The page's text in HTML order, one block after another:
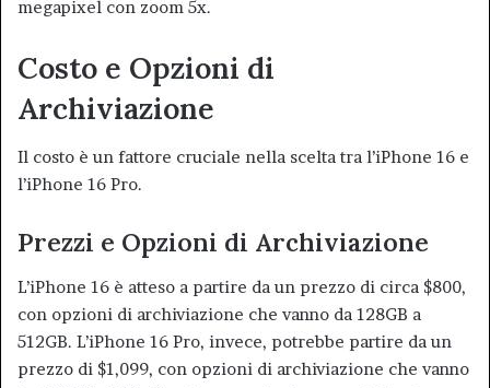
megapixel con zoom 5x.
Costo e Opzioni di
Archiviazione
Il costo è un fattore cruciale nella scelta tra l’iPhone 16 e
l’iPhone 16 Pro.
Prezzi e Opzioni di Archiviazione
L’iPhone 16 è atteso a partire da un prezzo di circa $800,
con opzioni di archiviazione che vanno da 128GB a
512GB. L’iPhone 16 Pro, invece, potrebbe partire da un
prezzo di $1,099, con opzioni di archiviazione che vanno